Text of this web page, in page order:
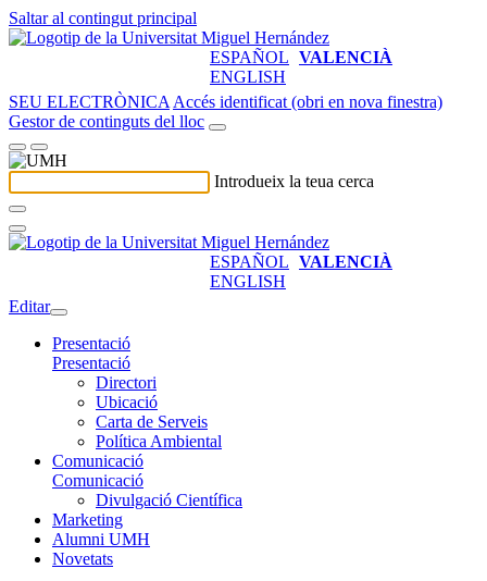
Saltar al contingut principal
ESPAÑOL VALENCIÀ
ENGLISH
SEU ELECTRÒNICA Accés identificat (obri en nova finestra)
Gestor de continguts del lloc
Introdueix la teua cerca
ESPAÑOL VALENCIÀ
ENGLISH
Editar
Presentació
Presentació
Directori
Ubicació
Carta de Serveis
Política Ambiental
Comunicació
Comunicació
Divulgació Científica
Marketing
Alumni UMH
Novetats